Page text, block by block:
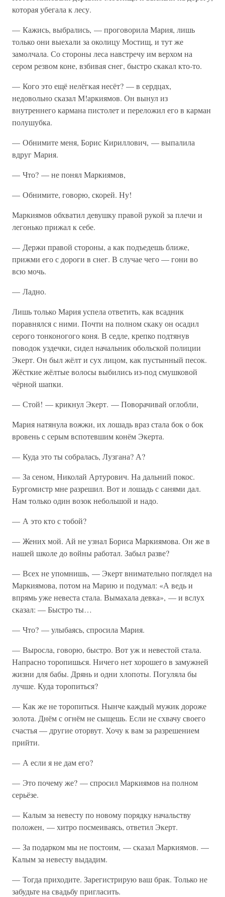
которая убегала к лесу.
— Кажись, выбрались, — проговорила Мария, лишь
только они выехали за околицу Мостищ, и тут же
замолчала. Со стороны леса навстречу им верхом на
сером резвом коне, взбивая снег, быстро скакал кто-то.
— Кого это ещё нелёгкая несёт? — в сердцах,
недовольно сказал М!аркиямов. Он вынул из
внутреннего кармана пистолет и переложил его в карман
полушубка.
— Обнимите меня, Борис Кириллович, — выпалила
вдруг Мария.
— Что? — не понял Маркиямов,
— Обнимите, говорю, скорей. Ну!
Маркиямов обхватил девушку правой рукой за плечи и
легонько прижал к себе.
— Держи правой стороны, а как подъедешь ближе,
прижми его с дороги в снег. В случае чего — гони во
всю мочь.
— Ладно.
Лишь только Мария успела ответить, как всадник
поравнялся с ними. Почти на полном скаку он осадил
серого тонконогого коня. В седле, крепко подтянув
поводок уздечки, сидел начальник обольской полиции
Экерт. Он был жёлт и сух лицом, как пустынный песок.
Жёсткие жёлтые волосы выбились из-под смушковой
чёрной шапки.
— Стой! — крикнул Экерт. — Поворачивай оглобли,
Мария натянула вожжи, их лошадь враз стала бок о бок
вровень с серым вспотевшим конём Экерта.
— Куда это ты собралась, Лузгана? А?
— За сеном, Николай Артурович. На дальний покос.
Бургомистр мне разрешил. Вот и лошадь с санями дал.
Нам только один возок небольшой и надо.
— А это кто с тобой?
— Жених мой. Ай не узнал Бориса Маркиямова. Он же в
нашей школе до войны работал. Забыл разве?
— Всех не упомнишь, — Экерт внимательно поглядел на
Маркиямова, потом на Марию и подумал: «А ведь и
впрямь уже невеста стала. Вымахала девка», — и вслух
сказал: — Быстро ты…
— Что? — улыбаясь, спросила Мария.
— Выросла, говорю, быстро. Вот уж и невестой стала.
Напрасно торопишься. Ничего нет хорошего в замужней
жизни для бабы. Дрянь и одни хлопоты. Погуляла бы
лучше. Куда торопиться?
— Как же не торопиться. Нынче каждый мужик дороже
золота. Днём с огнём не сыщешь. Если не схвачу своего
счастья — другие оторвут. Хочу к вам за разрешением
прийти.
— А если я не дам его?
— Это почему же? — спросил Маркиямов на полном
серьёзе.
— Калым за невесту по новому порядку начальству
положен, — хитро посмеиваясь, ответил Экерт.
— За подарком мы не постоим, — сказал Маркиямов. —
Калым за невесту выдадим.
— Тогда приходите. Зарегистрирую ваш брак. Только не
забудьте на свадьбу пригласить.